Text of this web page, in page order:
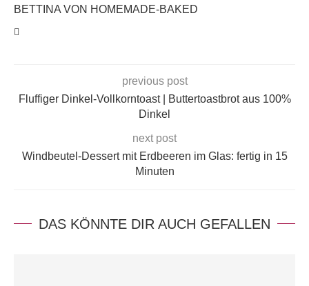
BETTINA VON HOMEMADE-BAKED
previous post
Fluffiger Dinkel-Vollkorntoast | Buttertoastbrot aus 100%
Dinkel
next post
Windbeutel-Dessert mit Erdbeeren im Glas: fertig in 15
Minuten
DAS KÖNNTE DIR AUCH GEFALLEN